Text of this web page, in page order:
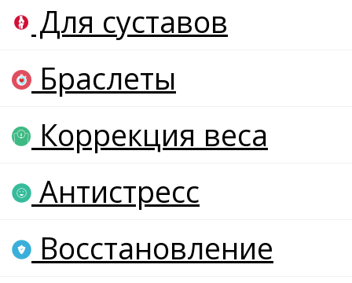
Для суставов
Браслеты
Коррекция веса
Антистресс
Восстановление